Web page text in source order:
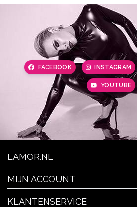
FACEBOOK INSTAGRAM
YOUTUBE
LAMOR.NL
MIJN ACCOUNT
KLANTENSERVICE